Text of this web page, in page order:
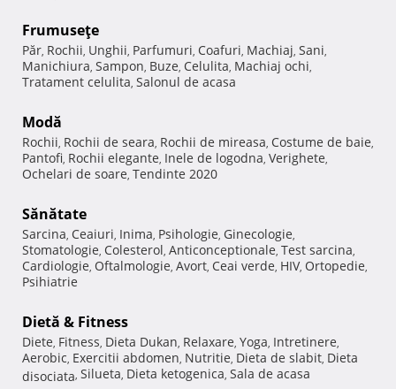
Frumuseţe
Păr, Rochii, Unghii, Parfumuri, Coafuri, Machiaj, Sani,
Manichiura, Sampon, Buze, Celulita, Machiaj ochi,
Tratament celulita, Salonul de acasa
Modă
Rochii, Rochii de seara, Rochii de mireasa, Costume de baie,
Pantofi, Rochii elegante, Inele de logodna, Verighete,
Ochelari de soare, Tendinte 2020
Sănătate
Sarcina, Ceaiuri, Inima, Psihologie, Ginecologie,
Stomatologie, Colesterol, Anticonceptionale, Test sarcina,
Cardiologie, Oftalmologie, Avort, Ceai verde, HIV, Ortopedie,
Psihiatrie
Dietă & Fitness
Diete, Fitness, Dieta Dukan, Relaxare, Yoga, Intretinere,
Aerobic, Exercitii abdomen, Nutritie, Dieta de slabit, Dieta
disociata, Silueta, Dieta ketogenica, Sala de acasa